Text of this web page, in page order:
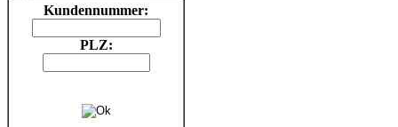
Kundennummer:
PLZ: